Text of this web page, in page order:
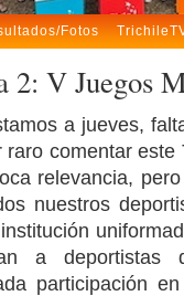
Fotos
2: V Juegos
a jueves,
raro comentar
relevancia,
nuestros
a
participación